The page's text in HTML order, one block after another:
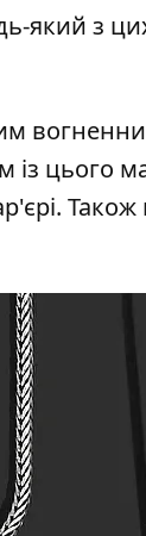
який з
із цього
Також